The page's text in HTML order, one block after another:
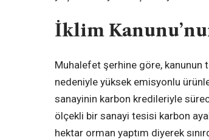
İklim
Muhalefet şerhine göre, kanunun
nedeniyle yüksek emisyonlu
sanayinin karbon kredileriyle
ölçekli bir sanayi tesisi karbon
hektar orman yaptım diyerek